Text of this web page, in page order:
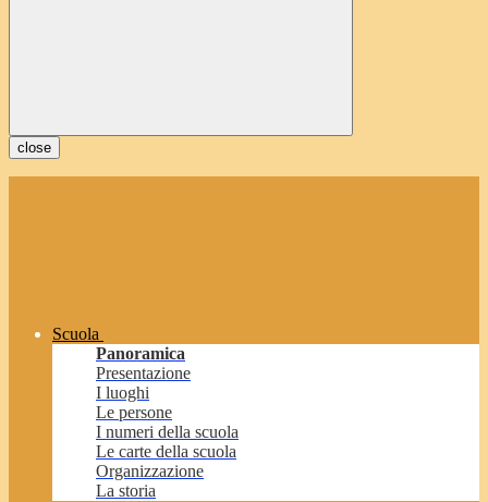
close
Scuola
Panoramica
Presentazione
I luoghi
Le persone
I numeri della scuola
Le carte della scuola
Organizzazione
La storia